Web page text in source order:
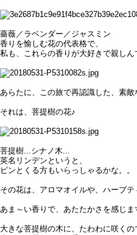
薔薇／ラベンダー／ジャスミン
香りを愉しむ花の代表格で、
私も、これらの香りが大好きで親しん
あらたに、この旅で再認識した、素敵
それは、菩提樹の花♪
菩提樹...シナノ木...
英名リンデンというと、
ピンとくる方もいらっしゃるかな。。
その花は、アロマオイルや、ハーブテ
あま～い香りで、あたたかさを感じま
大きな菩提樹の木に、たわわに咲くの